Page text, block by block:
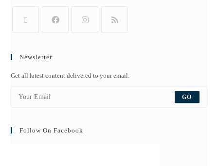
Newsletter
Get all latest content delivered to your email.
GO
Follow On Facebook